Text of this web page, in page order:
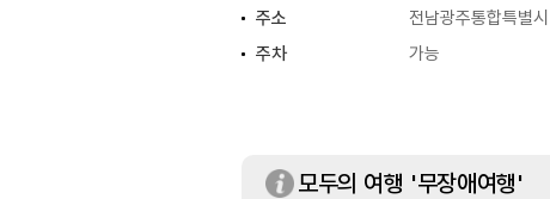
주소
전남광주통합특별
주차
가능
모두의 여행 '무장애여행'